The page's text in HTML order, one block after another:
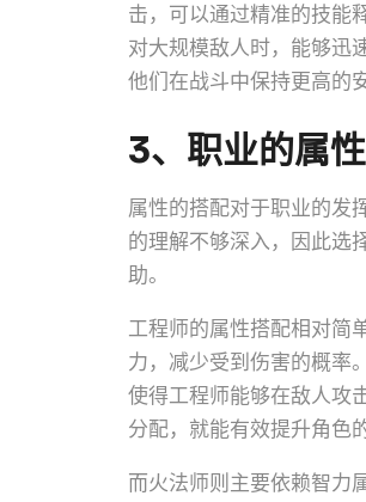
击，可以通过精准的技能
对大规模敌人时，能够迅
他们在战斗中保持更高的
3、职业的属
属性的搭配对于职业的发
的理解不够深入，因此选
助。
工程师的属性搭配相对简
力，减少受到伤害的概率
使得工程师能够在敌人攻
分配，就能有效提升角色
而火法师则主要依赖智力